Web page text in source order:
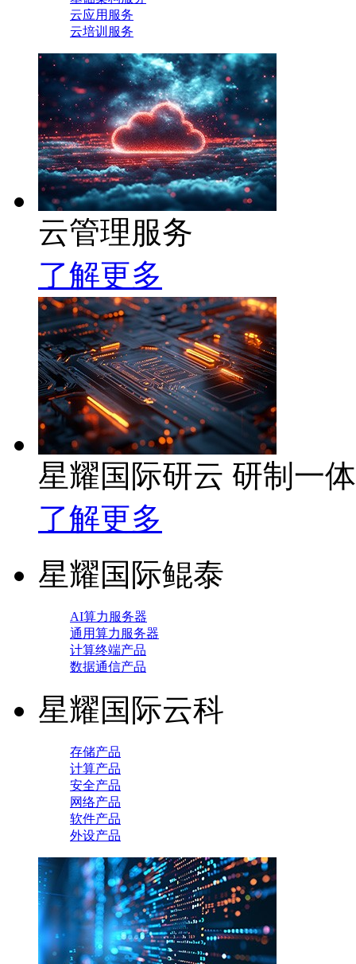
云应用服务
云培训服务
云管理服务
了解更多
星耀国际研云 研制一
了解更多
星耀国际鲲泰
AI算力服务器
通用算力服务器
计算终端产品
数据通信产品
星耀国际云科
存储产品
计算产品
安全产品
网络产品
软件产品
外设产品